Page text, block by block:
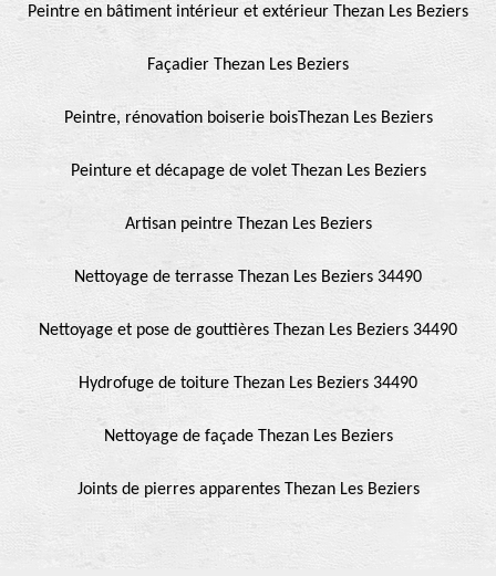
Peintre en bâtiment intérieur et extérieur Thezan Les Beziers
Façadier Thezan Les Beziers
Peintre, rénovation boiserie boisThezan Les Beziers
Peinture et décapage de volet Thezan Les Beziers
Artisan peintre Thezan Les Beziers
Nettoyage de terrasse Thezan Les Beziers 34490
Nettoyage et pose de gouttières Thezan Les Beziers 34490
Hydrofuge de toiture Thezan Les Beziers 34490
Nettoyage de façade Thezan Les Beziers
Joints de pierres apparentes Thezan Les Beziers